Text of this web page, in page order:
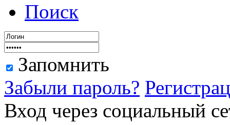
Поиск
Запомнить
Забыли пароль?
Вход через социальный